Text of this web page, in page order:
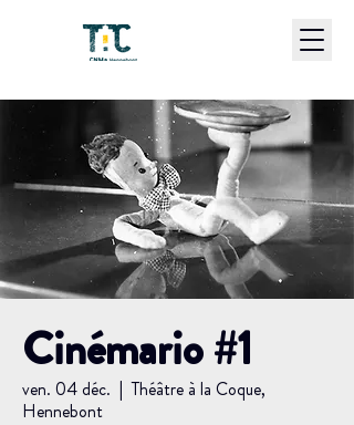
Cinémario #1
ven. 04 déc.
  |
Théâtre à la Coque,
Hennebont